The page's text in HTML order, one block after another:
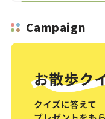
Campaign